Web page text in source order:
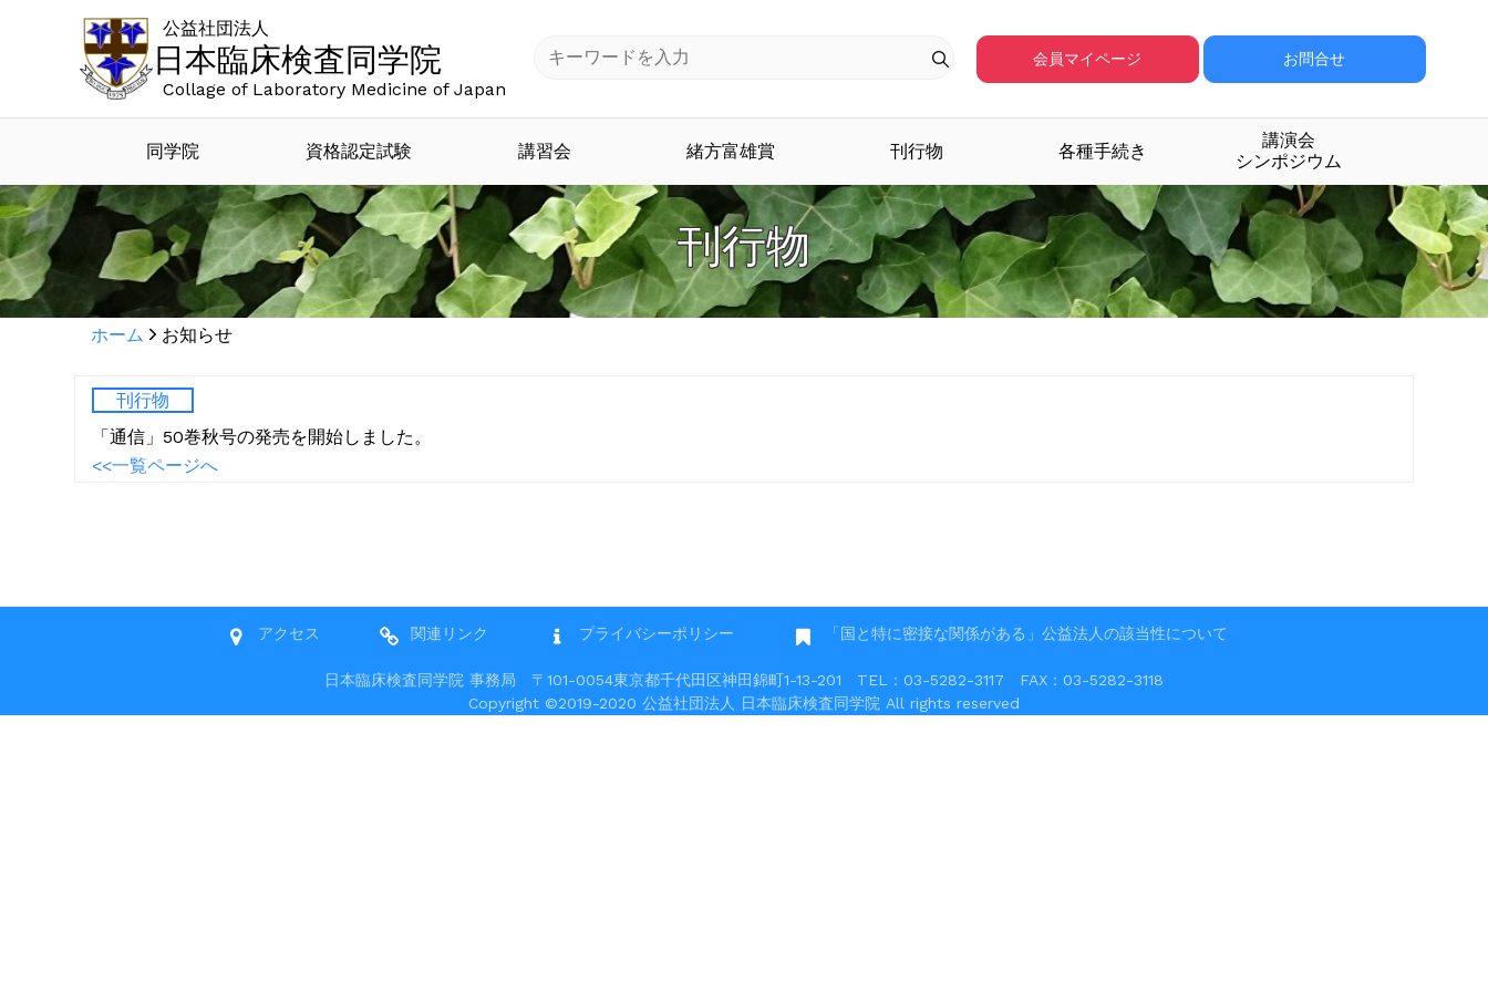
日本臨床検査同学院
公益社団法人
Collage of Laboratory Medicine of Japan
会員マイページ お問合せ
同学院 資格認定試験 講習会 緒方富雄賞 刊行物 各種手続き
講演会
シンポジウム
刊行物
ホーム お知らせ
刊行物
「通信」50巻秋号の発売を開始しました。
<<一覧ページへ
アクセス 関連リンク プライバシーポリシー 「国と特に密接な関係がある」公益法人の該当性について
日本臨床検査同学院 事務局 〒101-0054東京都千代田区神田錦町1-13-201 TEL：03-5282-3117 FAX：03-5282-3118
Copyright ©2019-2020 公益社団法人 日本臨床検査同学院 All rights reserved